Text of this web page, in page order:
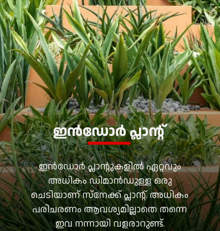
ഇൻഡോർ പ്ലാന്റുകളിൽ ഏറ്റവും
അധികം ഡിമാൻഡുള്ള ഒരു
ചെടിയാണ് സ്നേക്ക് പ്ലാന്റ്. അധികം
പരിചരണം ആവശ്യമില്ലാതെ തന്നെ
ഇവ നന്നായി വളരാറുണ്ട്.
ഇൻഡോർ പ്ലാന്റ്